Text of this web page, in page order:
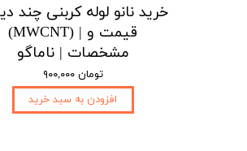
خرید نانو لوله کربنی چند
(MWCNT) | قیمت و
مشخصات | ناماگو
۹۰۰,۰۰۰ تومان
افزودن به سبد خرید